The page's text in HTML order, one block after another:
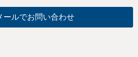
ールでお問い合わせ